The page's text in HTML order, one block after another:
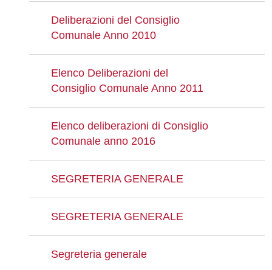
Deliberazioni del Consiglio
Comunale Anno 2010
Elenco Deliberazioni del
Consiglio Comunale Anno 2011
Elenco deliberazioni di Consiglio
Comunale anno 2016
SEGRETERIA GENERALE
SEGRETERIA GENERALE
Segreteria generale